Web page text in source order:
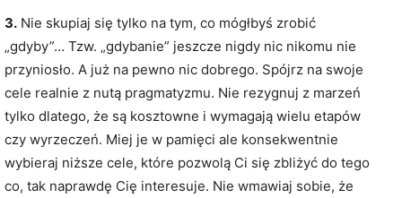
3. Nie skupiaj się tylko na tym, co mógłbyś zrobić
„gdyby”… Tzw. „gdybanie” jeszcze nigdy nic nikomu nie
przyniosło. A już na pewno nic dobrego. Spójrz na swoje
cele realnie z nutą pragmatyzmu. Nie rezygnuj z marzeń
tylko dlatego, że są kosztowne i wymagają wielu etapów
czy wyrzeczeń. Miej je w pamięci ale konsekwentnie
wybieraj niższe cele, które pozwolą Ci się zbliżyć do tego
co, tak naprawdę Cię interesuje. Nie wmawiaj sobie, że